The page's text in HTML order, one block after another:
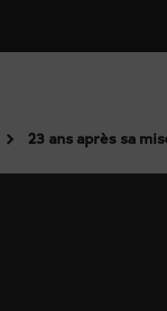
23 ans après sa